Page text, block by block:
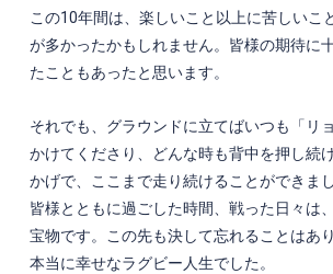
この10年間は、楽しいこと以上に苦しいこ
が多かったかもしれません。皆様の期待に
たこともあったと思います。
それでも、グラウンドに立てばいつも「リ
かけてくださり、どんな時も背中を押し続
かげで、ここまで走り続けることができまし
皆様とともに過ごした時間、戦った日々は
宝物です。この先も決して忘れることはあり
本当に幸せなラグビー人生でした。